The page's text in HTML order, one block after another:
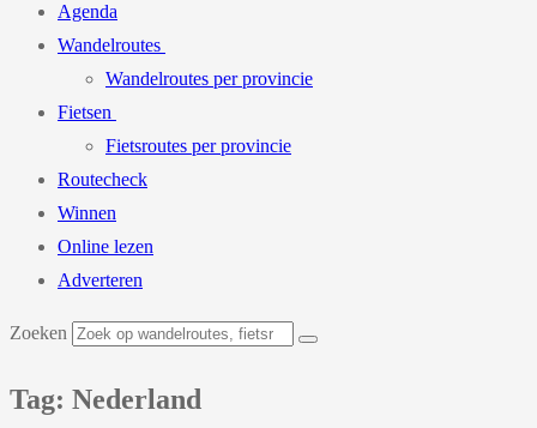
Agenda
Wandelroutes
Wandelroutes per provincie
Fietsen
Fietsroutes per provincie
Routecheck
Winnen
Online lezen
Adverteren
Zoeken
Tag: Nederland